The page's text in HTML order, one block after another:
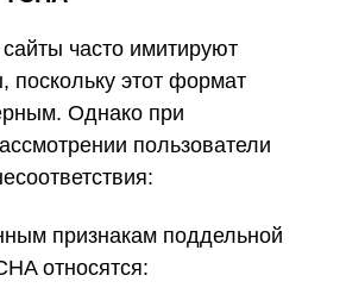
часто имитируют
поскольку этот формат
Однако при
пользователи
признакам поддельной
относятся: